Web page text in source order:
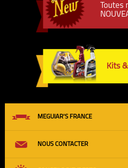
Toutes
Kits
MEGUIAR'S FRANCE
NOUS CONTACTER